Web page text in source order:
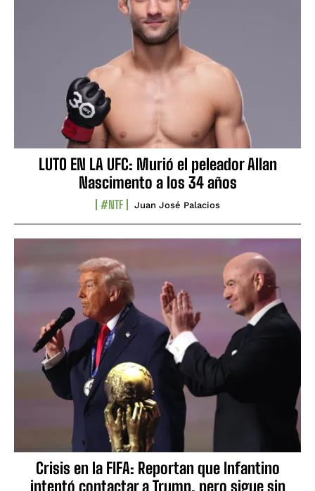
LUTO EN LA UFC: Murió el peleador Allan
Nascimento a los 34 años
#NTF Juan José Palacios
Crisis en la FIFA: Reportan que Infantino
intentó contactar a Trump, pero sigue sin